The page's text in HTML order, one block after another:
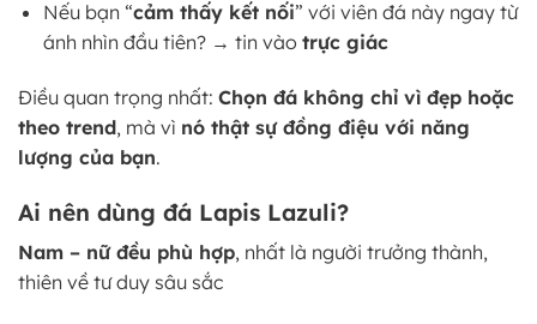
Nếu bạn “cảm thấy kết nối” với viên đá này ngay từ
ánh nhìn đầu tiên? → tin vào trực giác
Điều quan trọng nhất: Chọn đá không chỉ vì đẹp hoặc
theo trend, mà vì nó thật sự đồng điệu với năng
lượng của bạn.
Ai nên dùng đá Lapis Lazuli?
Nam – nữ đều phù hợp, nhất là người trưởng thành,
thiên về tư duy sâu sắc